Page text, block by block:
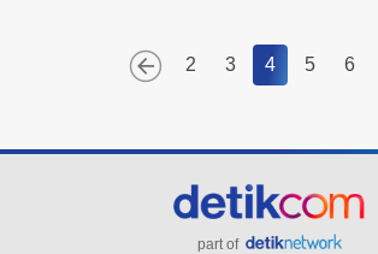
2 3 4 5 6
part of